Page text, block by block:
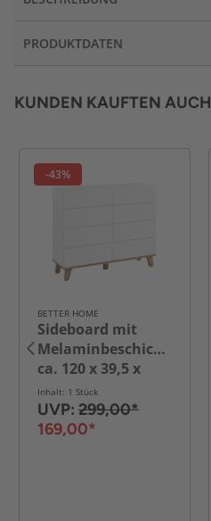
PRODUKTDATEN
KUNDEN KAUFTEN AUCH
-43%
BETTER HOME
Sideboard mit
Melaminbeschichtung,
ca. 120 x 39,5 x
79,3 cm
Inhalt: 1 Stück
UVP: 299,00*
169,00*